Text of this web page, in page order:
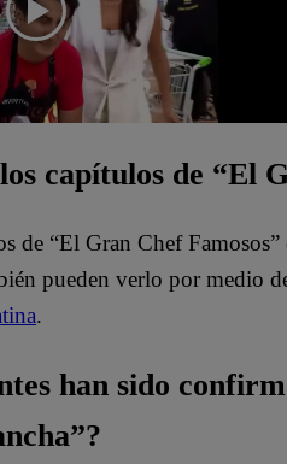
capítulos de “El
de “El Gran Chef
pueden verlo por medio
.
han sido